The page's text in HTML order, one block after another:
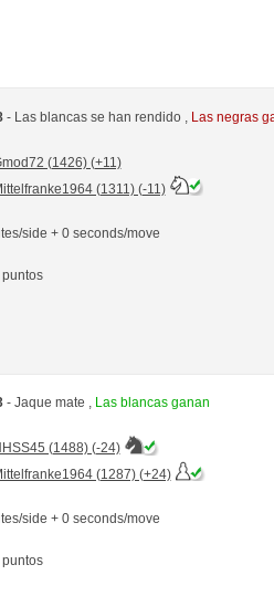
- Las blancas se han rendido , Las negras
(1426) (+11)
(1311) (-11)
side + 0 seconds/move
- Jaque mate , Las blancas ganan
(1488) (-24)
(1287) (+24)
side + 0 seconds/move